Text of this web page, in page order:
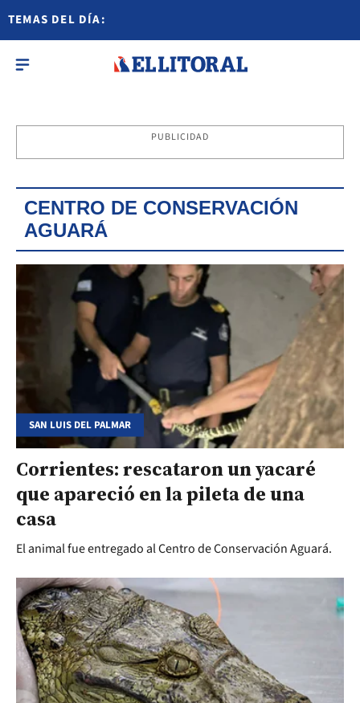
TEMAS DEL DÍA:
PUBLICIDAD
CENTRO DE CONSERVACIÓN
AGUARÁ
SAN LUIS DEL PALMAR
Corrientes: rescataron un yacaré
que apareció en la pileta de una
casa
El animal fue entregado al Centro de Conservación Aguará.